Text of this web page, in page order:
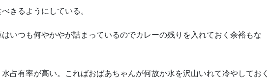
きるようにしている。
いつも何やかやが詰まっているのでカレーの残りを入れておく余裕もな
占有率が高い。こればおばあちゃんが何故か水を沢山いれて冷やしておく